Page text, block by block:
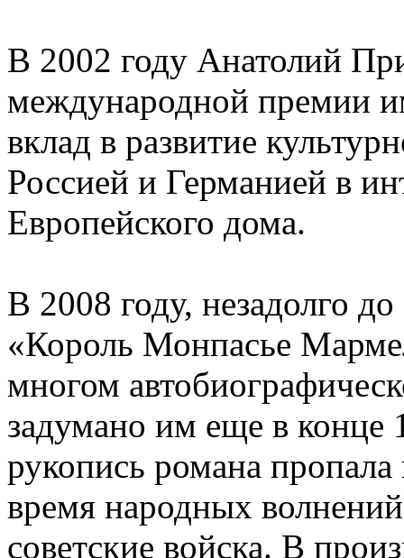
В 2002 году Анатолий
международной премии
вклад в развитие
Россией и Германией в
Европейского дома.
В 2008 году, незадолго
«Король Монпасье
многом
задумано им еще в конце
рукопись романа
время народных
советские войска. В